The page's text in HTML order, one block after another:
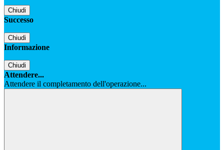
Chiudi
Successo
Chiudi
Informazione
Chiudi
Attendere...
Attendere il completamento dell'operazione...